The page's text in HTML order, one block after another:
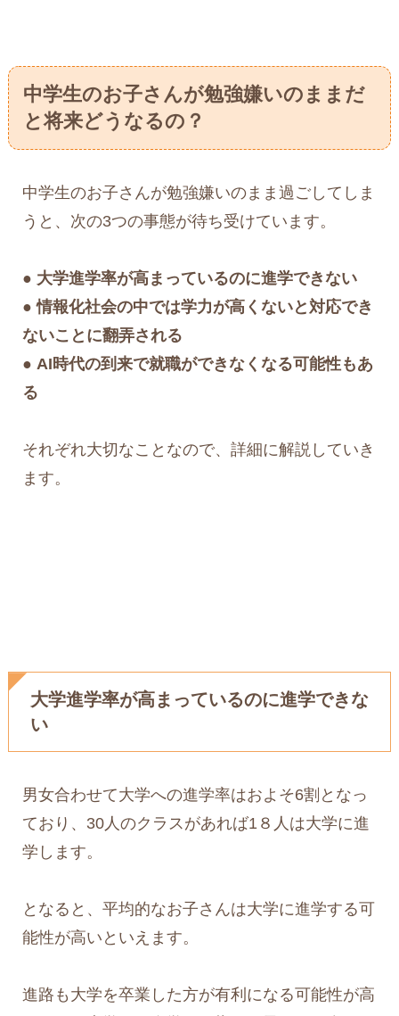
中学生のお子さんが勉強嫌いのままだ
と将来どうなるの？
中学生のお子さんが勉強嫌いのまま過ごしてしま
うと、次の3つの事態が待ち受けています。
● 大学進学率が高まっているのに進学できない
● 情報化社会の中では学力が高くないと対応でき
ないことに翻弄される
● AI時代の到来で就職ができなくなる可能性もあ
る
それぞれ大切なことなので、詳細に解説していき
ます。
大学進学率が高まっているのに進学できな
い
男女合わせて大学への進学率はおよそ6割となっ
ており、30人のクラスがあれば1８人は大学に進
学します。
となると、平均的なお子さんは大学に進学する可
能性が高いといえます。
進路も大学を卒業した方が有利になる可能性が高